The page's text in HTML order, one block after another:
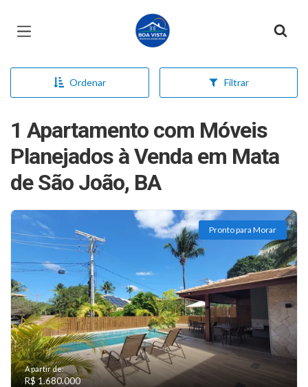
Página inicial
Ordenar Filtrar
1 Apartamento com Móveis
Planejados à Venda em Mata
de São João, BA
Pronto para Morar
A partir de:
R$ 1.680.000